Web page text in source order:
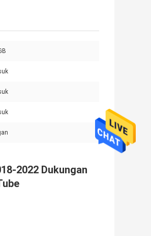
2022 Dukungan